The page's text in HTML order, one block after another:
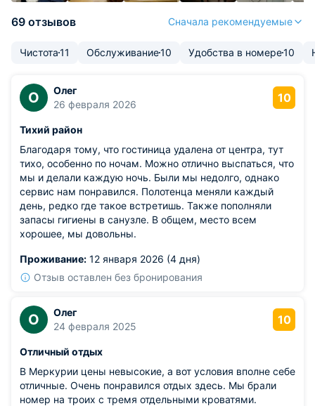
69 отзывов Сначала рекомендуемые
Чистота11 Обслуживание10 Удобства в номере10
О
Олег
26 февраля 2026
10
Тихий район
Благодаря тому, что гостиница удалена от центра, тут
тихо, особенно по ночам. Можно отлично выспаться, что
мы и делали каждую ночь. Были мы недолго, однако
сервис нам понравился. Полотенца меняли каждый
день, редко где такое встретишь. Также пополняли
запасы гигиены в санузле. В общем, место всем
хорошее, мы довольны.
Проживание: 12 января 2026 (4 дня)
Отзыв оставлен без бронирования
О
Олег
24 февраля 2025
10
Отличный отдых
В Меркурии цены невысокие, а вот условия вполне себе
отличные. Очень понравился отдых здесь. Мы брали
номер на троих с тремя отдельными кроватями.